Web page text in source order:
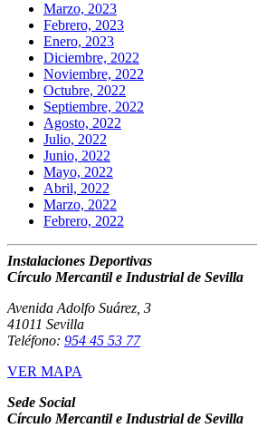
Marzo, 2023
Febrero, 2023
Enero, 2023
Diciembre, 2022
Noviembre, 2022
Octubre, 2022
Septiembre, 2022
Agosto, 2022
Julio, 2022
Junio, 2022
Mayo, 2022
Abril, 2022
Marzo, 2022
Febrero, 2022
Instalaciones Deportivas
Círculo Mercantil e Industrial de Sevilla
Avenida Adolfo Suárez, 3
41011 Sevilla
Teléfono: 954 45 53 77
VER MAPA
Sede Social
Círculo Mercantil e Industrial de Sevilla